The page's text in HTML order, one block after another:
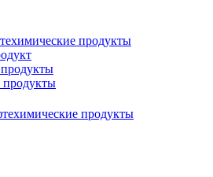
продукты
продукты